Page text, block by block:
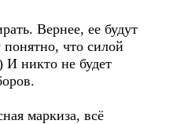
Вернее, ее будут
что силой
И никто не будет
маркиза, всё